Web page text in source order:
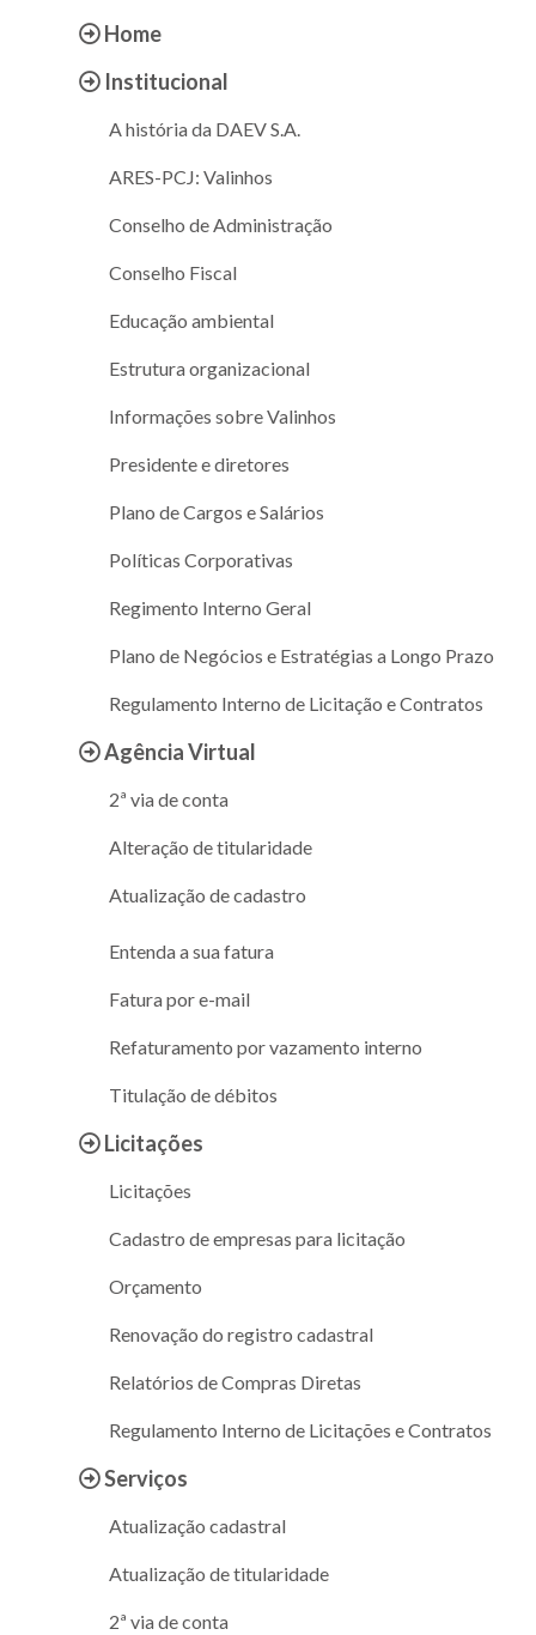
Home
Institucional
A história da DAEV S.A.
ARES-PCJ: Valinhos
Conselho de Administração
Conselho Fiscal
Educação ambiental
Estrutura organizacional
Informações sobre Valinhos
Presidente e diretores
Plano de Cargos e Salários
Políticas Corporativas
Regimento Interno Geral
Plano de Negócios e Estratégias a Longo Prazo
Regulamento Interno de Licitação e Contratos
Agência Virtual
2ª via de conta
Alteração de titularidade
Atualização de cadastro
Entenda a sua fatura
Fatura por e-mail
Refaturamento por vazamento interno
Titulação de débitos
Licitações
Licitações
Cadastro de empresas para licitação
Orçamento
Renovação do registro cadastral
Relatórios de Compras Diretas
Regulamento Interno de Licitações e Contratos
Serviços
Atualização cadastral
Atualização de titularidade
2ª via de conta